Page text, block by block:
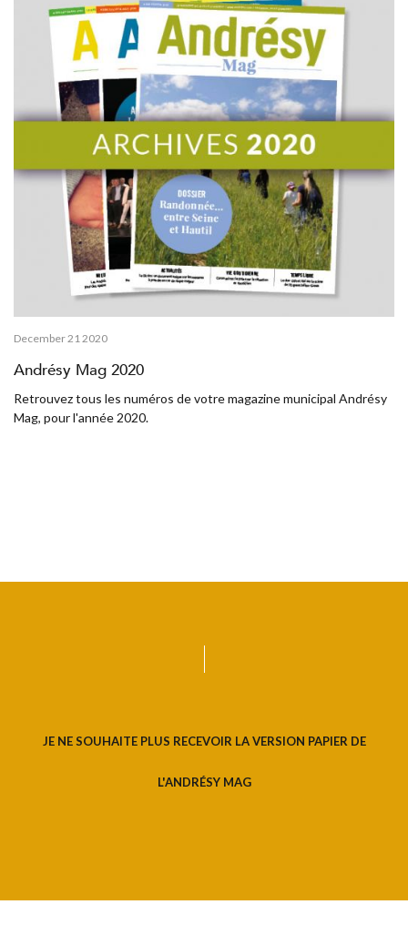
December 21 2020
Andrésy Mag 2020
Retrouvez tous les numéros de votre magazine municipal Andrésy
Mag, pour l'année 2020.
JE NE SOUHAITE PLUS RECEVOIR LA VERSION PAPIER DE
L'ANDRÉSY MAG